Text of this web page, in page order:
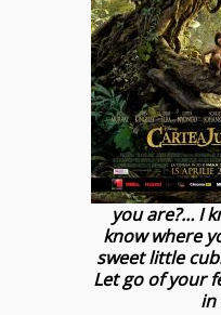
you are?… I
know where
sweet little
Let go of your
in